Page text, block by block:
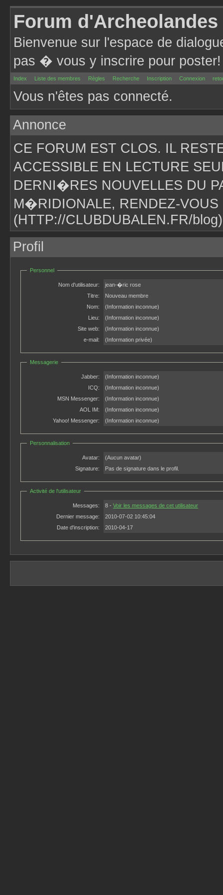
Forum d'Archeolandes
Bienvenue sur l'espace de
pas � vous y inscrire pour poster!
Index Liste des membres Règles Recherche Inscription Connexion
Vous n'êtes pas connecté.
Annonce
CE FORUM EST CLOS. IL
ACCESSIBLE EN LECTURE
DERNI�RES NOUVELLES DU
M�RIDIONALE, RENDEZ-
(HTTP://CLUBDUBALEN.FR/blog)
Profil
Personnel
Nom d'utilisateur:
jean-�ric rose
Titre:
Nouveau membre
Nom:
(Information inconnue)
Lieu:
(Information inconnue)
Site web:
(Information inconnue)
e-mail:
(Information privée)
Messagerie
Jabber:
(Information inconnue)
ICQ:
(Information inconnue)
MSN Messenger:
(Information inconnue)
AOL IM:
(Information inconnue)
Yahoo! Messenger:
(Information inconnue)
Personnalisation
Avatar:
(Aucun avatar)
Signature:
Pas de signature dans le profil.
Activité de l'utilisateur
Messages: 8 - Voir les messages de cet utilisateur
Dernier message:
2010-07-02 10:45:04
Date d'inscription:
2010-04-17